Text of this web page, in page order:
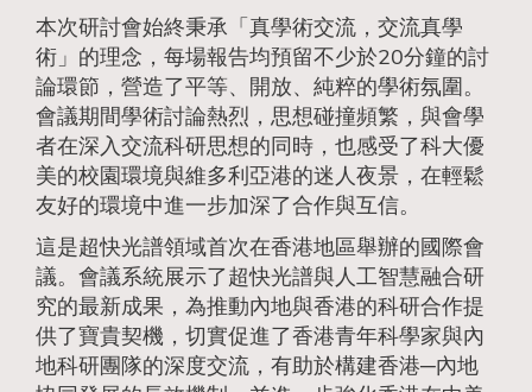
本次研討會始終秉承「真學術交流，交流真學
術」的理念，每場報告均預留不少於20分鐘的討
論環節，營造了平等、開放、純粹的學術氛圍。
會議期間學術討論熱烈，思想碰撞頻繁，與會學
者在深入交流科研思想的同時，也感受了科大優
美的校園環境與維多利亞港的迷人夜景，在輕鬆
友好的環境中進一步加深了合作與互信。
這是超快光譜領域首次在香港地區舉辦的國際會
議。會議系統展示了超快光譜與人工智慧融合研
究的最新成果，為推動內地與香港的科研合作提
供了寶貴契機，切實促進了香港青年科學家與內
地科研團隊的深度交流，有助於構建香港─內地